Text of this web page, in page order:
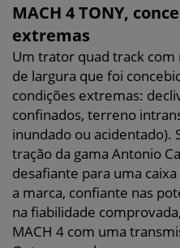
MACH 4 TONY,
extremas
Um trator quad track
de largura que foi
condições extremas:
confinados, terreno
inundado ou
tração da gama Antonio
desafiante para uma
a marca, confiante nas
na fiabilidade
MACH 4 com uma